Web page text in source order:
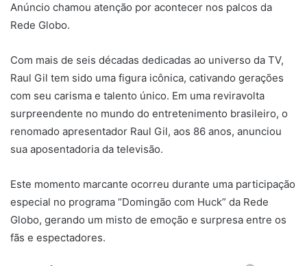
Anúncio chamou atenção por acontecer nos palcos da
Rede Globo.
Com mais de seis décadas dedicadas ao universo da TV,
Raul Gil tem sido uma figura icônica, cativando gerações
com seu carisma e talento único. Em uma reviravolta
surpreendente no mundo do entretenimento brasileiro, o
renomado apresentador Raul Gil, aos 86 anos, anunciou
sua aposentadoria da televisão.
Este momento marcante ocorreu durante uma participação
especial no programa “Domingão com Huck” da Rede
Globo, gerando um misto de emoção e surpresa entre os
fãs e espectadores.